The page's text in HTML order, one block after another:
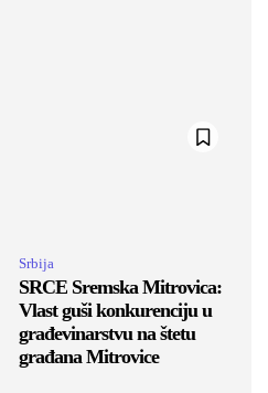
Srbija
SRCE Sremska Mitrovica:
Vlast guši konkurenciju u
građevinarstvu na štetu
građana Mitrovice